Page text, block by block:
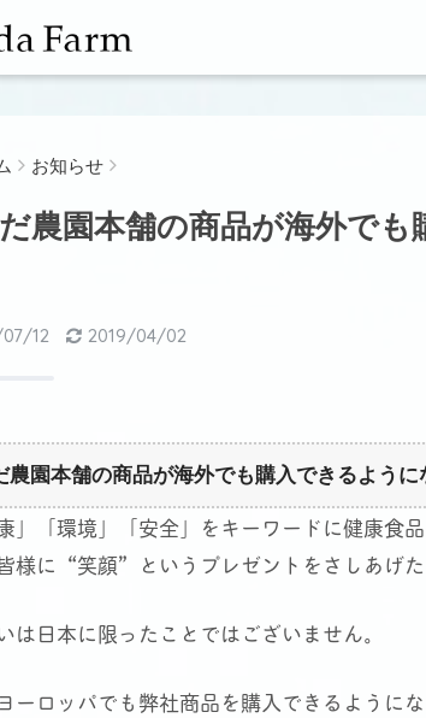
お知らせ
農園本舗の商品が海外でも
12 2019/04/02
農園本舗の商品が海外でも購入できるように
」「環境」「安全」をキーワードに健康食
様に“笑顔”というプレゼントをさしあげた
は日本に限ったことではございません。
ーロッパでも弊社商品を購入できるようにな